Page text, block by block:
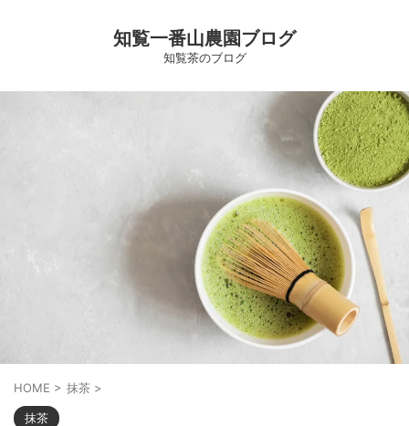
知覧一番山農園ブログ
知覧茶のブログ
HOME > 抹茶 >
抹茶